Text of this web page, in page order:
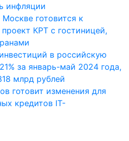
инфляции
готовится к
КРТ с гостиницей,
в российскую
за январь-май 2024 года,
млрд рублей
готовит изменения для
кредитов IT-